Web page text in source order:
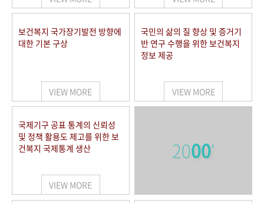
보건복지 국가장기발전 방향에
대한 기본 구상
VIEW MORE
국민의 삶의 질 향상 및 증거기
반 연구 수행을 위한 보건복지
정보 제공
VIEW MORE
국제기구 공표 통계의 신뢰성
및 정책 활용도 제고를 위한 보
건복지 국제통계 생산
VIEW MORE
2000'